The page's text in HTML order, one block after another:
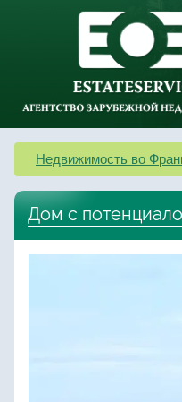
Недвижимость во
Дом с